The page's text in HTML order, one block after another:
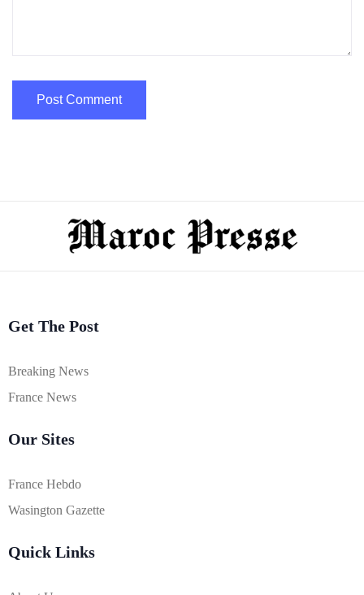
Get The Post
Breaking News
France News
Our Sites
France Hebdo
Wasington Gazette
Quick Links